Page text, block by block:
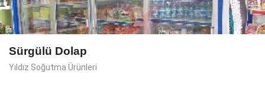
Sürgülü Dolap
Yıldız Soğutma Ürünleri